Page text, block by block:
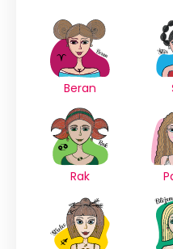
Beran
Rak